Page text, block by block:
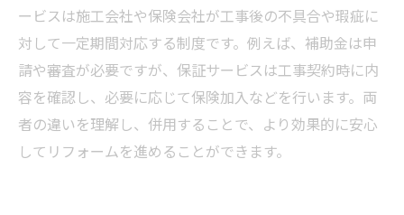
ービスは施工会社や保険会社が工事後の不具合や瑕疵に
対して一定期間対応する制度です。例えば、補助金は申
請や審査が必要ですが、保証サービスは工事契約時に内
容を確認し、必要に応じて保険加入などを行います。両
者の違いを理解し、併用することで、より効果的に安心
してリフォームを進めることができます。